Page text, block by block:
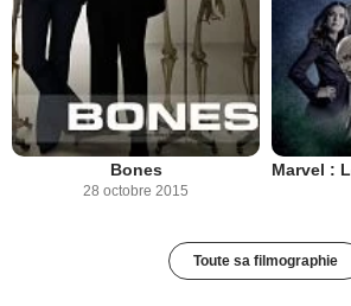
Bones
28 octobre 2015
Toute sa filmographie